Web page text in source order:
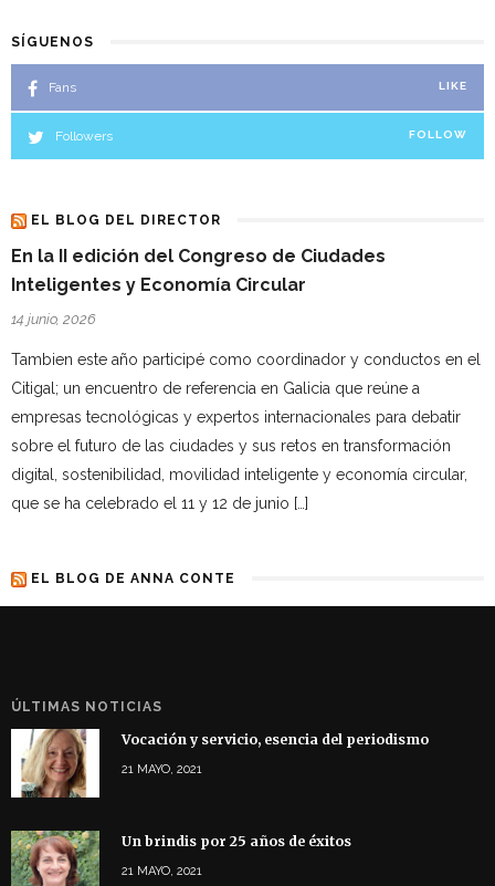
SÍGUENOS
Fans LIKE
Followers FOLLOW
EL BLOG DEL DIRECTOR
En la II edición del Congreso de Ciudades
Inteligentes y Economía Circular
14 junio, 2026
Tambien este año participé como coordinador y conductos en el
Citigal; un encuentro de referencia en Galicia que reúne a
empresas tecnológicas y expertos internacionales para debatir
sobre el futuro de las ciudades y sus retos en transformación
digital, sostenibilidad, movilidad inteligente y economía circular,
que se ha celebrado el 11 y 12 de junio […]
EL BLOG DE ANNA CONTE
ÚLTIMAS NOTICIAS
Vocación y servicio, esencia del periodismo
21 MAYO, 2021
Un brindis por 25 años de éxitos
21 MAYO, 2021